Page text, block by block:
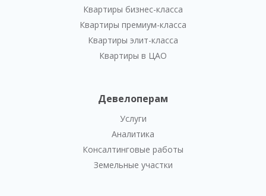
Квартиры бизнес-класса
Квартиры премиум-класса
Квартиры элит-класса
Квартиры в ЦАО
Девелоперам
Услуги
Аналитика
Консалтинговые работы
Земельные участки